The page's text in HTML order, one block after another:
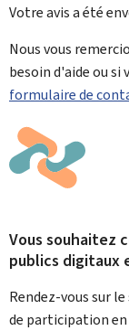
Votre avis a été
Nous vous
besoin d'aide ou si
formulaire de
Vous souhaitez
publics digitaux
Rendez-vous sur
de participation